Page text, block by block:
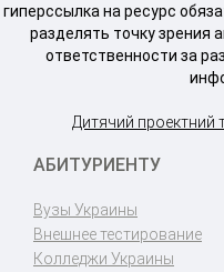
гиперссылка на ресурс
разделять точку зрения
ответственности за
Дитячий проектний
АБИТУРИЕНТУ
Вузы Украины
Внешнее тестирование
Колледжи Украины